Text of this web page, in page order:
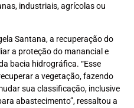
industriais, agrícolas ou
Santana, a recuperação do
a proteção do manancial e
bacia hidrográfica. “Esse
a vegetação, fazendo
sua classificação, inclusive
abastecimento”, ressaltou a